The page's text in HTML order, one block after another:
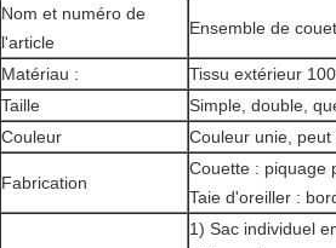
Nom et numéro de
l'article
Ensemble de
Matériau :
Tissu extérieur
Taille
Simple, double,
Couleur
Couleur unie,
Fabrication
Couette : piquage
Taie d'oreiller :
1) Sac individuel